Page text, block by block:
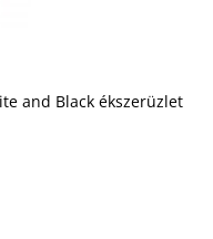
and Black ékszerüzlet